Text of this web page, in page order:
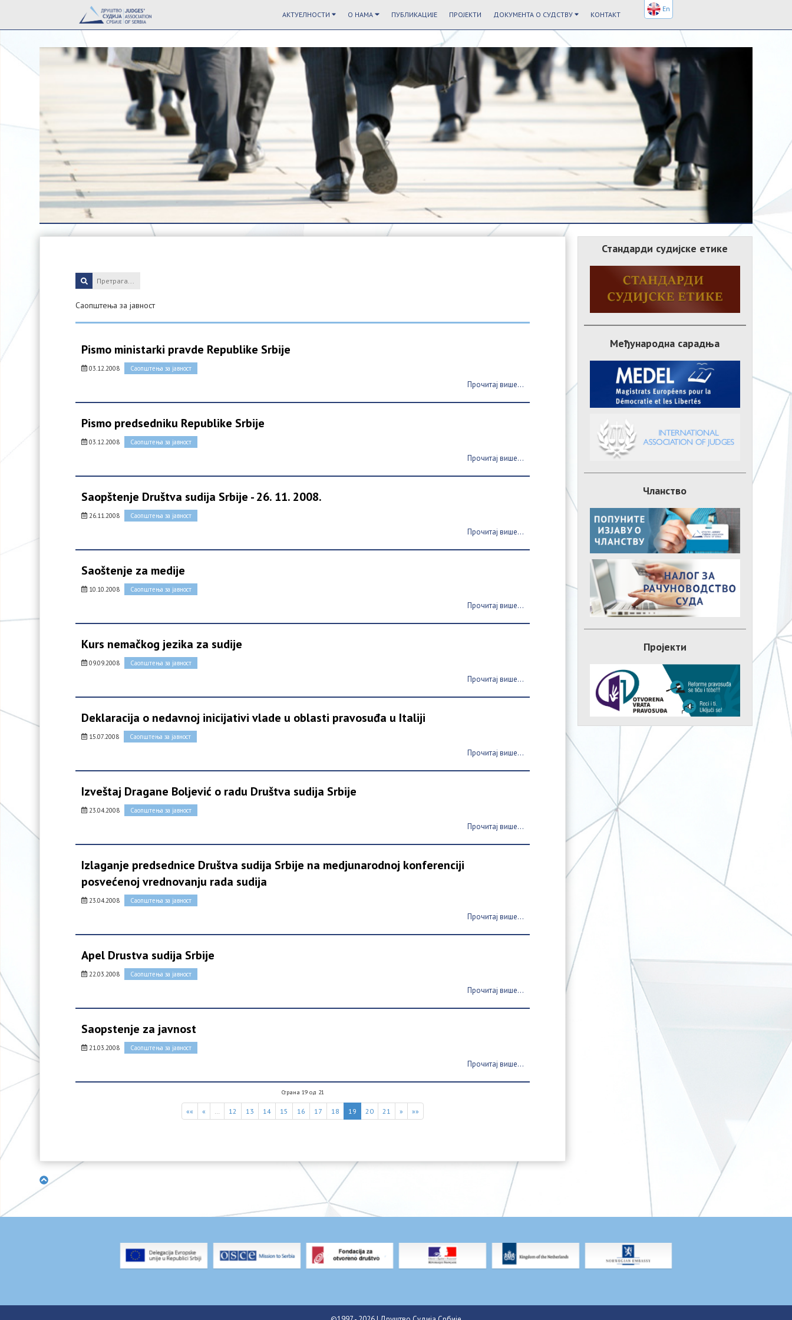
АКТУЕЛНОСТИ О НАМА ПУБЛИКАЦИЈЕ ПРОЈЕКТИ ДОКУМЕНТА О СУДСТВУ КОНТАКТ
Саопштења за јавност
Pismo ministarki pravde Republike Srbije
03.12.2008 Саопштења за јавност
Прочитај више...
Pismo predsedniku Republike Srbije
03.12.2008 Саопштења за јавност
Прочитај више...
Saopštenje Društva sudija Srbije - 26. 11. 2008.
26.11.2008 Саопштења за јавност
Прочитај више...
Saoštenje za medije
10.10.2008 Саопштења за јавност
Прочитај више...
Kurs nemačkog jezika za sudije
09.09.2008 Саопштења за јавност
Прочитај више...
Deklaracija o nedavnoj inicijativi vlade u oblasti pravosuđa u Italiji
15.07.2008 Саопштења за јавност
Прочитај више...
Izveštaj Dragane Boljević o radu Društva sudija Srbije
23.04.2008 Саопштења за јавност
Прочитај више...
Izlaganje predsednice Društva sudija Srbije na medjunarodnoj konferenciji
posvećenoj vrednovanju rada sudija
23.04.2008 Саопштења за јавност
Прочитај више...
Apel Drustva sudija Srbije
22.03.2008 Саопштења за јавност
Прочитај више...
Saopstenje za javnost
21.03.2008 Саопштења за јавност
Прочитај више...
Страна 19 од 21
«« « … 12 13 14 15 16 17 18 19 20 21 » »»
Стандарди судијске етике
Међународна сарадња
Чланство
Пројекти
En